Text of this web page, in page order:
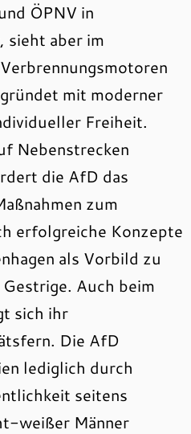
ÖPNV in
sieht aber im
mit moderner
Freiheit.
Nebenstrecken
die AfD das
zum
erfolgreiche Konzepte
als Vorbild zu
Auch beim
sich ihr
Die AfD
lediglich durch
seitens
weißer Männer